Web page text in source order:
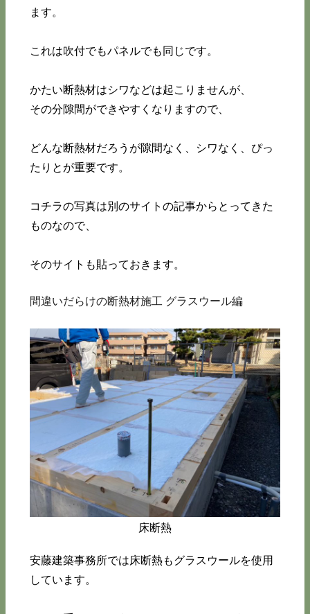
ます。
これは吹付でもパネルでも同じです。
かたい断熱材はシワなどは起こりませんが、
その分隙間ができやすくなりますので、
どんな断熱材だろうが隙間なく、シワなく、ぴっ
たりとが重要です。
コチラの写真は別のサイトの記事からとってきた
ものなので、
そのサイトも貼っておきます。
間違いだらけの断熱材施工 グラスウール編
床断熱
安藤建築事務所では床断熱もグラスウールを使用
しています。